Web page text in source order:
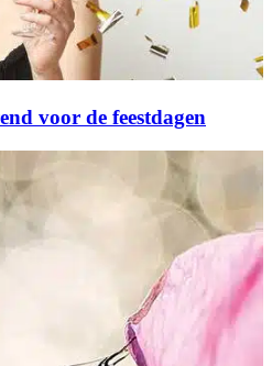
voor de feestdagen